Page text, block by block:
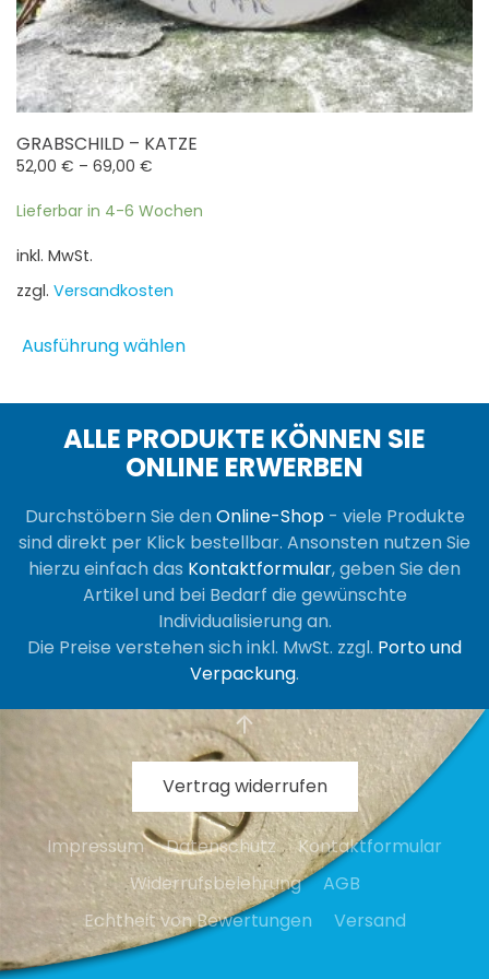
GRABSCHILD – KATZE
52,00 € – 69,00 €
Lieferbar in 4-6 Wochen
inkl. MwSt.
zzgl. Versandkosten
Ausführung wählen
mehrere
Varianten
auf.
Die
Optionen
können
auf
der
Produktseite
gewählt
werden
ALLE PRODUKTE KÖNNEN SIE
ONLINE ERWERBEN
Durchstöbern Sie denOnline-Shop- viele Produkte
sind direkt per Klick bestellbar. Ansonsten nutzen Sie
hierzu einfach das Kontaktformular, geben Sie den
Artikel und bei Bedarf die gewünschte
Individualisierung an.
Die Preise verstehen sich inkl. MwSt. zzgl. Porto und
Verpackung.
Vertrag widerrufen
Impressum Datenschutz
Kontaktformular
Widerrufsbelehrung
AGB
Echtheit von Bewertungen
Versand